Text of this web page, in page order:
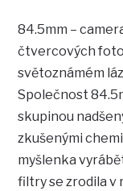
84.5mm –
čtvercových
světoznámém
Společnost
skupinou
zkušenými
myšlenka
filtry se zrodila v